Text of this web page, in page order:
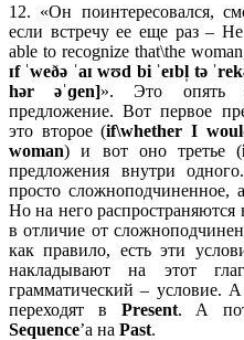
12. «Он поинтересовался,
если встречу ее еще раз –
able to recognize that\the
ɪf ˈweðə ˈaɪwʊd bi ˈeɪbl̩ tə ˈ
hər əˈɡen]». Это опять
предложение. Вот первое
это второе (if\whetherI
woman) и вот оно третье (
предложения внутри
просто сложноподчиненное,
Но на него распространяются
в отличие от
как правило, есть эти
накладывают на этот
грамматический – условие.
переходят в Present. А
Sequence’а на Past.